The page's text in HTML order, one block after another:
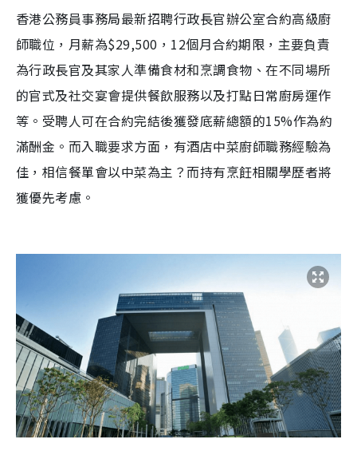
香港公務員事務局最新招聘行政長官辦公室合約高級廚
師職位，月薪為$29,500，12個月合約期限，主要負責
為行政長官及其家人準備食材和烹調食物、在不同場所
的官式及社交宴會提供餐飲服務以及打點日常廚房運作
等。受聘人可在合約完結後獲發底薪總額的15%作為約
滿酬金。而入職要求方面，有酒店中菜廚師職務經驗為
佳，相信餐單會以中菜為主？而持有烹飪相關學歷者將
獲優先考慮。